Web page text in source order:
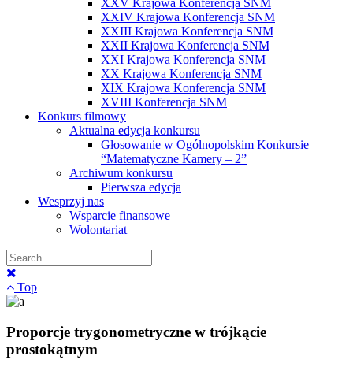
XXV Krajowa Konferencja SNM
XXIV Krajowa Konferencja SNM
XXIII Krajowa Konferencja SNM
XXII Krajowa Konferencja SNM
XXI Krajowa Konferencja SNM
XX Krajowa Konferencja SNM
XIX Krajowa Konferencja SNM
XVIII Konferencja SNM
Konkurs filmowy
Aktualna edycja konkursu
Głosowanie w Ogólnopolskim Konkursie
“Matematyczne Kamery – 2”
Archiwum konkursu
Pierwsza edycja
Wesprzyj nas
Wsparcie finansowe
Wolontariat
Top
Proporcje trygonometryczne w trójkącie
prostokątnym